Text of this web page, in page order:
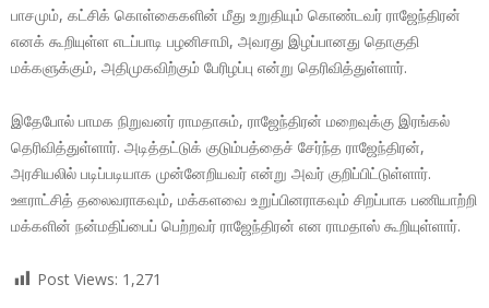
பாசமும், கட்சிக் கொள்கைகளின் மீது உறுதியும் கொண்டவர் ராஜேந்திரன்
எனக் கூறியுள்ள எடப்பாடி பழனிசாமி, அவரது இழப்பானது தொகுதி
மக்களுக்கும், அதிமுகவிற்கும் பேரிழப்பு என்று தெரிவித்துள்ளார்.
இதேபோல் பாமக நிறுவனர் ராமதாசும், ராஜேந்திரன் மறைவுக்கு இரங்கல்
தெரிவித்துள்ளார். அடித்தட்டுக் குடும்பத்தைச் சேர்ந்த ராஜேந்திரன்,
அரசியலில் படிப்படியாக முன்னேறியவர் என்று அவர் குறிப்பிட்டுள்ளார்.
ஊராட்சித் தலைவராகவும், மக்களவை உறுப்பினராகவும் சிறப்பாக பணியாற்றி
மக்களின் நன்மதிப்பைப் பெற்றவர் ராஜேந்திரன் என ராமதாஸ் கூறியுள்ளார்.
Post Views: 1,271